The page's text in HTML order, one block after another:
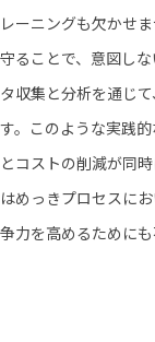
レーニングも欠かせ
守ることで、意図し
タ収集と分析を通じ
す。このような実践
とコストの削減が同
はめっきプロセスに
争力を高めるためにも